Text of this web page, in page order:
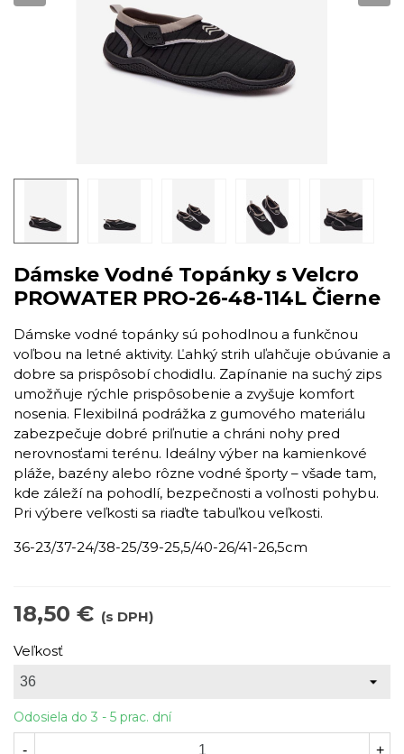
Dámske Vodné Topánky s Velcro
PROWATER PRO-26-48-114L Čierne
Dámske vodné topánky sú pohodlnou a funkčnou
voľbou na letné aktivity. Ľahký strih uľahčuje obúvanie a
dobre sa prispôsobí chodidlu. Zapínanie na suchý zips
umožňuje rýchle prispôsobenie a zvyšuje komfort
nosenia. Flexibilná podrážka z gumového materiálu
zabezpečuje dobré priľnutie a chráni nohy pred
nerovnosťami terénu. Ideálny výber na kamienkové
pláže, bazény alebo rôzne vodné športy – všade tam,
kde záleží na pohodlí, bezpečnosti a voľnosti pohybu.
Pri výbere veľkosti sa riaďte tabuľkou veľkosti.
36-23/37-24/38-25/39-25,5/40-26/41-26,5cm
18,50 € (s DPH)
Veľkosť
Odosiela do 3 - 5 prac. dní
- +